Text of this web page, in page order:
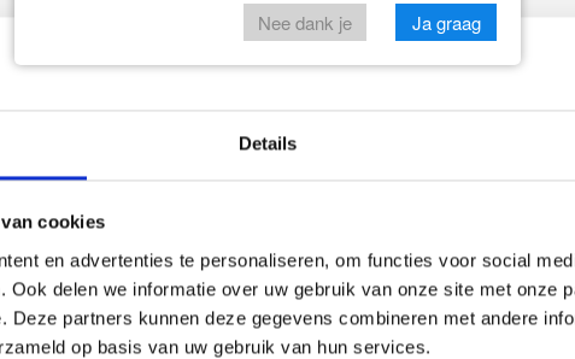
Details
cookies
en advertenties te personaliseren, om functies voor social
Ook delen we informatie over uw gebruik van onze site met onze
Deze partners kunnen deze gegevens combineren met andere
op basis van uw gebruik van hun services.
is helaas verhuurd/
Pagina niet gevonden
Terug naar woningoverzicht
Nee dank je Ja graag